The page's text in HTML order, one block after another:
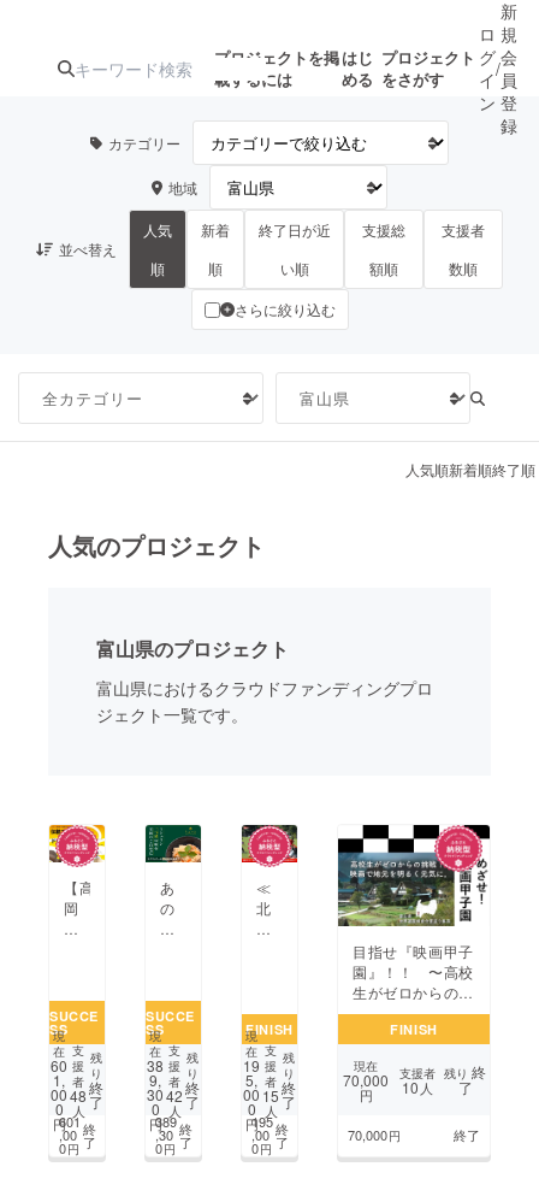
プロジェクトを掲
載するには
はじ
める
プロジェクト
をさがす
注目のリ
ターン
注目の新着プロ
ジェクト
募集終了が近いプ
ロジェクト
もうすぐ公開
されます
アート・写真
テクノロジー・ガジェット ゲーム・サ
CAMPFIRE for Social Good
CAMPFIREふるさと納税 machi-ya コミュニティ
ロ
グ
イ
ン
/
新
規
会
員
登
録
カテゴリー
地域
並べ替え
人気
順
新着
順
終了日が近
い順
支援総
額順
支援者
数順
さらに絞り込む
人気順新着順終了順
人気のプロジェクト
富山県のプロジェクト
富山県におけるクラウドファンディングプロ
ジェクト一覧です。
【高
岡
市】
芸×
ド
ロー
ン」
を
通
し
て
SUCCE
SS
現
在
60
1,
00
0
円
支
援
者
48
人
残
り
終
了
601
,00
0円
終
了
あ
の
銘
を
ご
自
宅
で！
富
山
の
SUCCE
SS
現
在
38
9,
30
0
円
支
援
者
42
人
残
り
終
了
389
,30
0円
終
了
≪
北
陸
に
新
し
い
道
を
≫
南
FINISH
現
在
19
5,
00
0
円
支
援
者
15
人
残
り
終
了
195
,00
0円
終
了
目指せ『映画甲子
園』！！ 〜高校
生がゼロからの挑
戦〜
FINISH
現在
70,000
円
支援者
10 人
残り 終
了
70,000円 終了